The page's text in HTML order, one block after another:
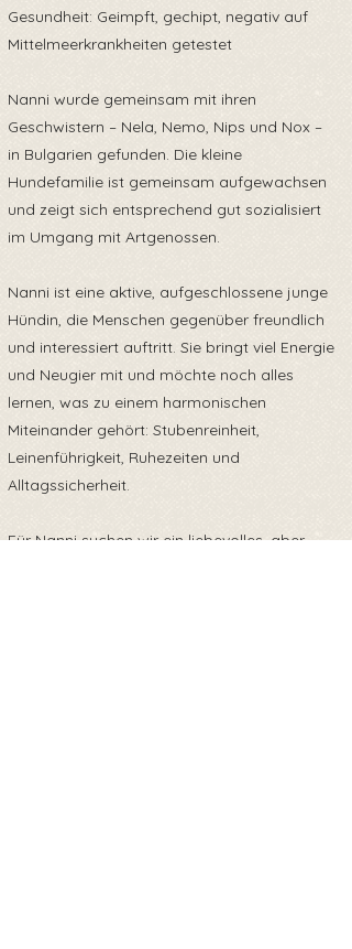
Gesundheit: Geimpft, gechipt, negativ auf
Mittelmeerkrankheiten getestet
Nanni wurde gemeinsam mit ihren
Geschwistern – Nela, Nemo, Nips und Nox –
in Bulgarien gefunden. Die kleine
Hundefamilie ist gemeinsam aufgewachsen
und zeigt sich entsprechend gut sozialisiert
im Umgang mit Artgenossen.
Nanni ist eine aktive, aufgeschlossene junge
Hündin, die Menschen gegenüber freundlich
und interessiert auftritt. Sie bringt viel Energie
und Neugier mit und möchte noch alles
lernen, was zu einem harmonischen
Miteinander gehört: Stubenreinheit,
Leinenführigkeit, Ruhezeiten und
Alltagssicherheit.
Für Nanni suchen wir ein liebevolles, aber